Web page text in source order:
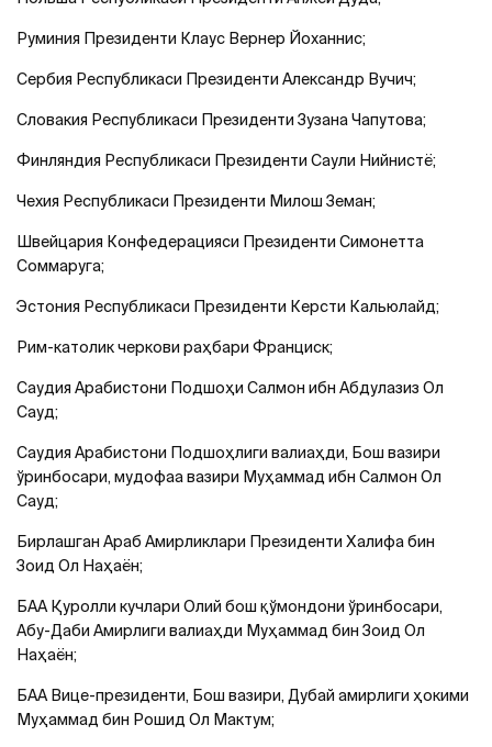
Руминия Президенти Клаус Вернер Йоханнис;
Сербия Республикаси Президенти Александр Вучич;
Словакия Республикаси Президенти Зузана Чапутова;
Финляндия Республикаси Президенти Саули Нийнистё;
Чехия Республикаси Президенти Милош Земан;
Швейцария Конфедерацияси Президенти Симонетта
Соммаруга;
Эстония Республикаси Президенти Керсти Кальюлайд;
Рим-католик черкови раҳбари Франциск;
Саудия Арабистони Подшоҳи Салмон ибн Абдулазиз Ол
Сауд;
Саудия Арабистони Подшоҳлиги валиаҳди, Бош вазири
ўринбосари, мудофаа вазири Муҳаммад ибн Салмон Ол
Сауд;
Бирлашган Араб Амирликлари Президенти Халифа бин
Зоид Ол Наҳаён;
БАА Қуролли кучлари Олий бош қўмондони ўринбосари,
Абу-Даби Амирлиги валиаҳди Муҳаммад бин Зоид Ол
Наҳаён;
БАА Вице-президенти, Бош вазири, Дубай амирлиги ҳокими
Муҳаммад бин Рошид Ол Мактум;